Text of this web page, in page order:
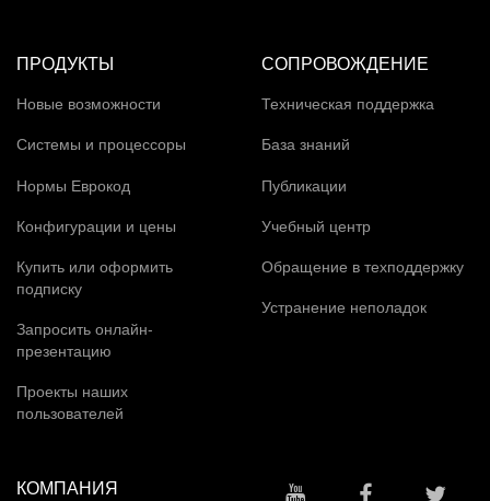
ПРОДУКТЫ
Новые возможности
Системы и процессоры
Нормы Еврокод
Конфигурации и цены
Купить или оформить
подписку
Запросить онлайн-
презентацию
Проекты наших
пользователей
СОПРОВОЖДЕНИЕ
Техническая поддержка
База знаний
Публикации
Учебный центр
Обращение в техподдержку
Устранение неполадок
КОМПАНИЯ